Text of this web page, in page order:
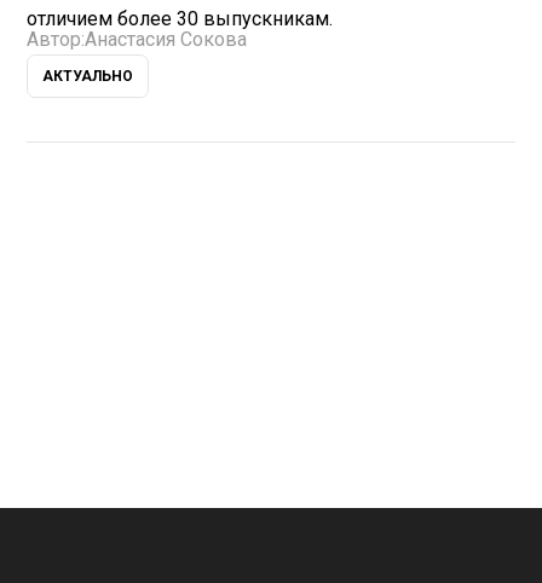
отличием более 30 выпускникам.
Автор:Анастасия Сокова
АКТУАЛЬНО